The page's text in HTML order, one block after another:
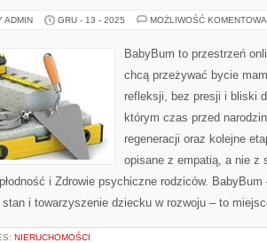
ADMIN GRU - 13 - 2025 MOŻLIWOŚĆ
BabyBum to przestrzeń
chcą przeżywać bycie
refleksji, bez presji i bliski
którym czas przed
regeneracji oraz kolejne
opisane z empatią, a nie z
i Zdrowie psychiczne rodziców.
stan i towarzyszenie dziecku w rozwoju – to
NIERUCHOMOŚCI